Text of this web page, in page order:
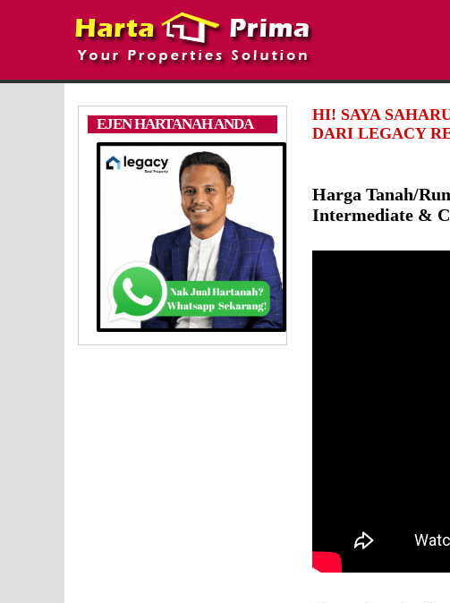
EJEN HARTANAH ANDA
HI! SAYA
DARI LEGACY
Harga Tanah/
Intermediate &